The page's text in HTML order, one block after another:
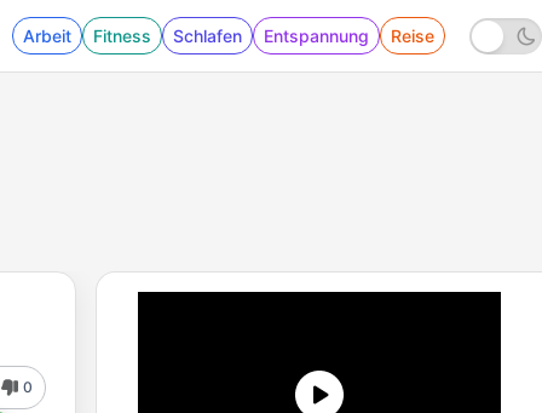
Arbeit Fitness Schlafen Entspannung Reise
0